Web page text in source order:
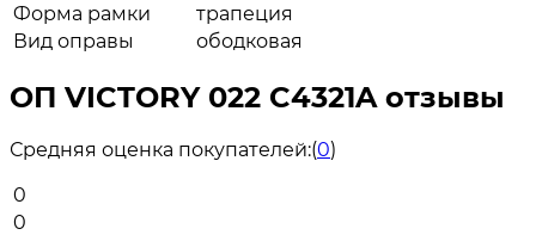
Форма рамки
трапеция
Вид оправы
ободковая
ОП VICTORY 022 C4321A отзывы
Средняя оценка покупателей:(0)
0
0